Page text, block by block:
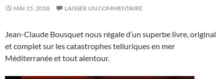
MAI 15, 2018 LAISSER UN COMMENTAIRE
Jean-Claude Bousquet nous régale d’un superbe livre, original
et complet sur les catastrophes telluriques en mer
Méditerranée et tout alentour.